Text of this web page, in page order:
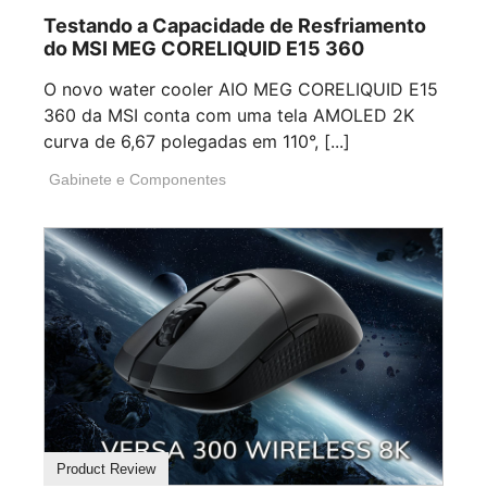
Testando a Capacidade de Resfriamento
do MSI MEG CORELIQUID E15 360
O novo water cooler AIO MEG CORELIQUID E15
360 da MSI conta com uma tela AMOLED 2K
curva de 6,67 polegadas em 110°, [...]
Gabinete e Componentes
Product Review